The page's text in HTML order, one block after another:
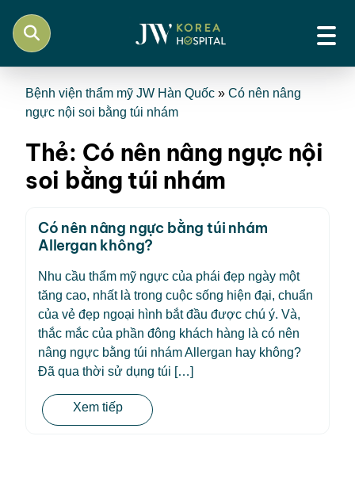
Bệnh viện thẩm mỹ JW Hàn Quốc » Có nên nâng
ngực nội soi bằng túi nhám
Thẻ: Có nên nâng ngực nội
soi bằng túi nhám
Có nên nâng ngực bằng túi nhám
Allergan không?
Nhu cầu thẩm mỹ ngực của phái đẹp ngày một
tăng cao, nhất là trong cuộc sống hiện đại, chuẩn
của vẻ đẹp ngoại hình bắt đầu được chú ý. Và,
thắc mắc của phần đông khách hàng là có nên
nâng ngực bằng túi nhám Allergan hay không?
Đã qua thời sử dụng túi […]
Xem tiếp